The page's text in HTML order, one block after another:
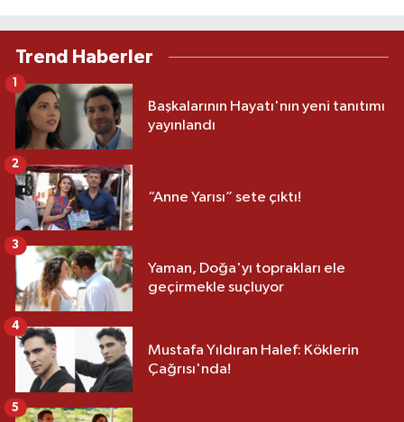
Trend Haberler
Başkalarının Hayatı'nın yeni tanıtımı
yayınlandı
1
“Anne Yarısı” sete çıktı!
2
Yaman, Doğa'yı toprakları ele
geçirmekle suçluyor
3
Mustafa Yıldıran Halef: Köklerin
Çağrısı'nda!
4
5